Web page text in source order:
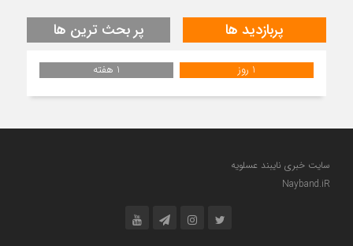
پربازدید ها پر بحث ترین ها
1 روز 1 هفته
سایت خبری نایبند عسلویه
Nayband.iR